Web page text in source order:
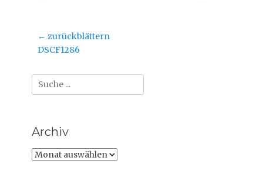
Beitragsnavigation
← zurückblättern
Vorheriger
DSCF1286
Suche
nach:
Archiv
Archiv